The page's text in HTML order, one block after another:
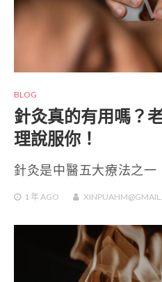
BLOG
針灸真的有用嗎？
理說服你！
針灸是中醫五大療法之
1 年 AGO